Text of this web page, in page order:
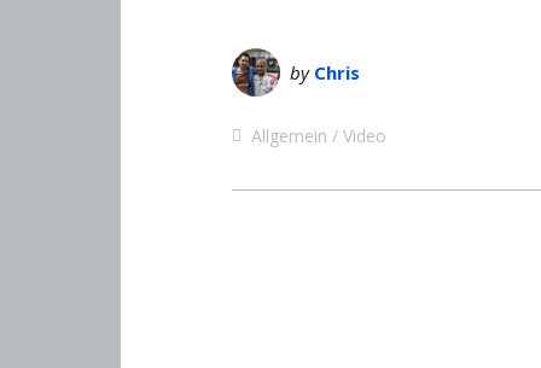
by Chris
Allgemein Video